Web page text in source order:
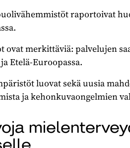
raportoivat
ovat merkittäviä: palvelujen
Etelä-Euroopassa.
luovat sekä uusia
ja kehonkuvaongelmien